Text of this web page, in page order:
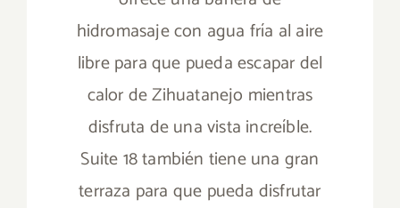
hidromasaje con agua fría al aire
libre para que pueda escapar del
calor de Zihuatanejo mientras
disfruta de una vista increíble.
Suite 18 también tiene una gran
terraza para que pueda disfrutar